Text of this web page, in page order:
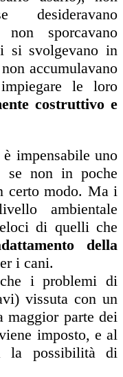
desideravano
sporcavano
si svolgevano in
accumulavano
le loro
costruttivo e
impensabile uno
non in poche
certo modo. Ma i
ambientale
di quelli che
della
i cani.
i problemi di
vissuta con un
maggior parte dei
imposto, e al
la possibilità di